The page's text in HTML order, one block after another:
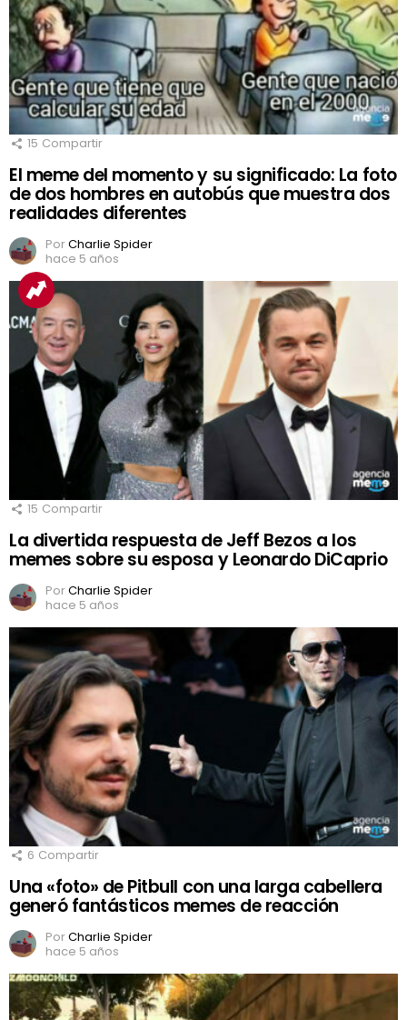
15 Compartir
El meme del momento y su significado: La foto
de dos hombres en autobús que muestra dos
realidades diferentes
PorCharlie Spider
hace 5 años
15 Compartir
La divertida respuesta de Jeff Bezos a los
memes sobre su esposa y Leonardo DiCaprio
PorCharlie Spider
hace 5 años
6 Compartir
Una «foto» de Pitbull con una larga cabellera
generó fantásticos memes de reacción
PorCharlie Spider
hace 5 años